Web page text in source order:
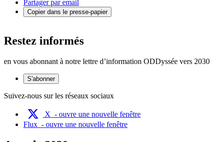
Partager par email
Copier dans le presse-papier
Restez informés
en vous abonnant à notre lettre d’information ODDyssée vers 2030
S'abonner
Suivez-nous sur les réseaux sociaux
X - ouvre une nouvelle fenêtre
Flux - ouvre une nouvelle fenêtre